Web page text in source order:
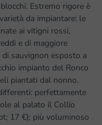
Estremo rigore è
da impiantare: le
ai vitigni rossi,
e di maggiore
sauvignon esposto a
impianto del Ronco
piantati dal nonno.
perfettamente
al palato il Collio
17 €); più voluminoso